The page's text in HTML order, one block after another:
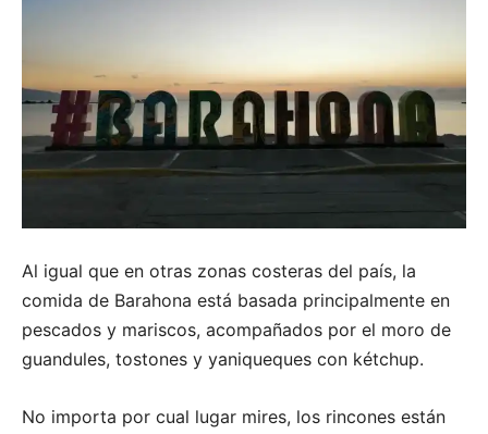
Al igual que en otras zonas costeras del país, la
comida de Barahona está basada principalmente en
pescados y mariscos, acompañados por el moro de
guandules, tostones y yaniqueques con kétchup.
No importa por cual lugar mires, los rincones están